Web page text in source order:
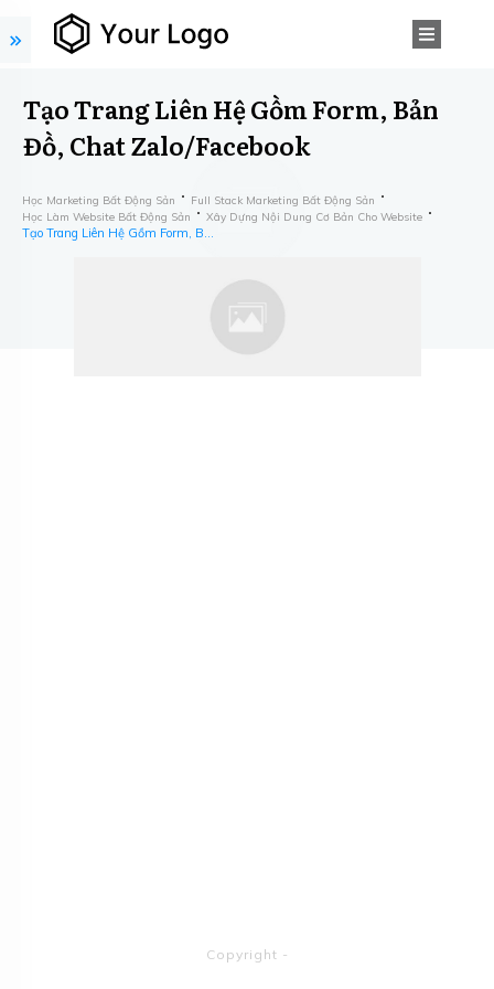
Tạo Trang Liên Hệ Gồm Form, Bản
Đồ, Chat Zalo/Facebook
Học Marketing Bất Động Sản
Full Stack Marketing Bất Động Sản
Học Làm Website Bất Động Sản
Xây Dựng Nội Dung Cơ Bản Cho Website
Copyright -